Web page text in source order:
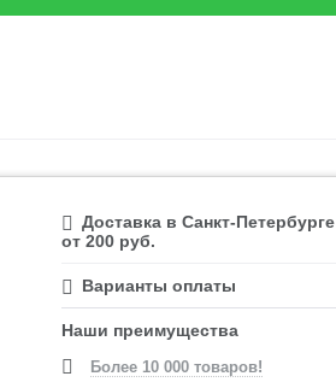
Доставка в Санкт-Петербурге
от 200 руб.
Варианты оплаты
Наши преимущества
Более 10 000 товаров!